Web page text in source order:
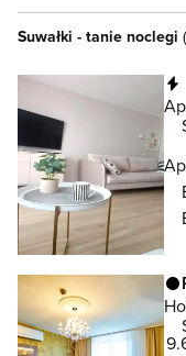
Suwałki - tanie noclegi (